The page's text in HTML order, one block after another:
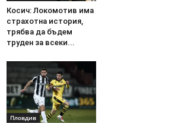
Косич: Локомотив има
страхотна история,
трябва да бъдем
труден за всеки...
Пловдив